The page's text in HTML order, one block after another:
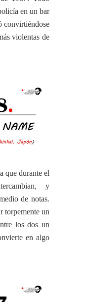
en un bar
convirtiéndose
violentas de
que durante el
y
de notas.
torpemente un
los dos un
en algo